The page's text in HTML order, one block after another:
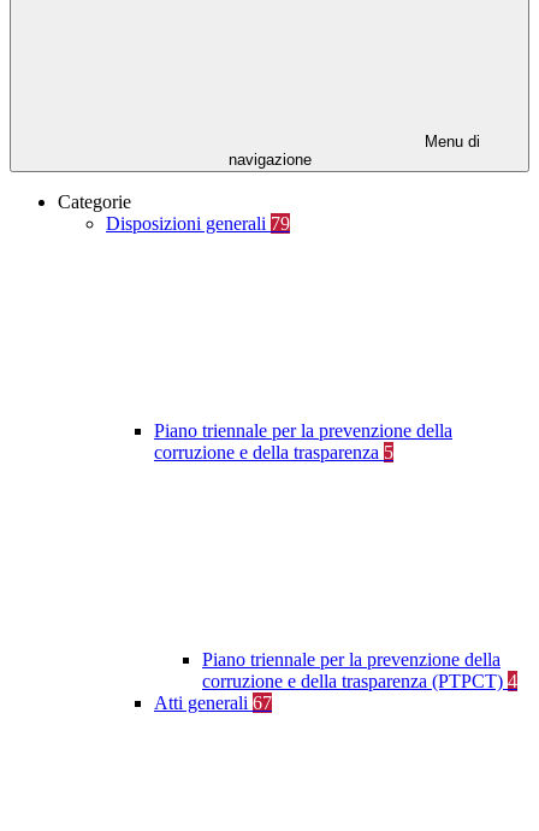
Menu di
navigazione
Categorie
Disposizioni generali 79
Piano triennale per la prevenzione della
corruzione e della trasparenza 5
Piano triennale per la prevenzione della
corruzione e della trasparenza (PTPCT) 4
Atti generali 67